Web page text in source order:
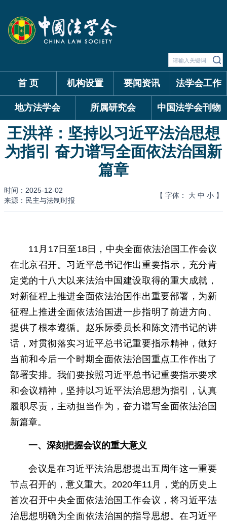
首 页 机构设置 要闻资讯 法学会工作
地方法学会 所属研究会 中国法学会刊物
王洪祥：坚持以习近平法治思想
为指引 奋力谱写全面依法治国新
篇章
时间：2025-12-02
来源：民主与法制时报
【 字体： 大 中 小 】
11月17日至18日，中央全面依法治国工作会议
在北京召开。习近平总书记作出重要指示，充分肯
定党的十八大以来法治中国建设取得的重大成就，
对新征程上推进全面依法治国作出重要部署，为新
征程上推进全面依法治国进一步指明了前进方向、
提供了根本遵循。赵乐际委员长和陈文清书记的讲
话，对贯彻落实习近平总书记重要指示精神，做好
当前和今后一个时期全面依法治国重点工作作出了
部署安排。我们要按照习近平总书记重要指示要求
和会议精神，坚持以习近平法治思想为指引，认真
履职尽责，主动担当作为，奋力谱写全面依法治国
新篇章。
一、深刻把握会议的重大意义
会议是在习近平法治思想提出五周年这一重要
节点召开的，意义重大。2020年11月，党的历史上
首次召开中央全面依法治国工作会议，将习近平法
治思想明确为全面依法治国的指导思想。在习近平